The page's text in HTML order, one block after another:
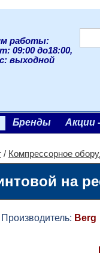
работы:
09:00 до18:00,
выходной
Бренды Акции
/ Компрессорное
на
Berg